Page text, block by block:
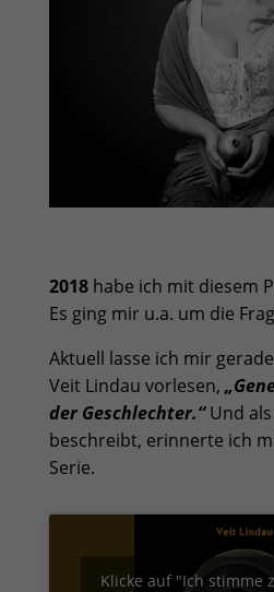
2018habe ich mit diesem
Es ging mir u.a. um die
Aktuell lasse ich mir
Veit Lindau vorlesen,
der Geschlechter.“Und als
beschreibt, erinnerte ich
Serie.
Klicke auf "Ich stimme